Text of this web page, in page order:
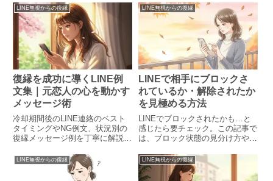
体的に解説。返信がこない理由
や、再アプローチのタイミング、
相談先として頼れる占い師・清流
先生の紹介も。
践的なLINEの書き方、NG例、効
果的なタイミングまでを徹底解説
します。
LINE無視からの復縁
復縁を成功に導くLINE例
文集｜元恋人の心を動かす
メッセージ術
冷却期間後のLINE連絡のベスト
タイミングやNG例文、状況別の
復縁メッセージ例を丁寧に解説。
法も紹介し、LINEで自然に距離
を縮めるヒントを網羅。
LINE無視からの復縁
LINEで相手にブロックさ
れているか・解除されたか
を見極める方法
LINEでブロックされたかも…と
感じたら要チェック。この記事で
は、ブロック状態の見分け方や解
イミングまでをわかりやすく解
説。迷ったときの対処法や占いの
活用術も紹介しています。
LINE無視からの復縁 LINE無視からの復縁